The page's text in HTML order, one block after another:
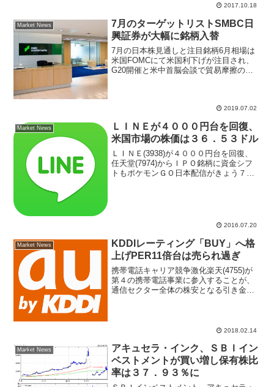
2017.10.18
Market News
7月のターゲットリストSMBC日
興証券が大幅に銘柄入替
7月の日本株見通しと注目銘柄6月相場は
米国FOMCにて米国利下げが注目され、
G20開催と米中首脳会談で貿易摩擦の緩
2019.07.02
Market News
ＬＩＮＥが４０００円台を回復、
米国市場の株価は３６．５３ドル
ＬＩＮＥ(3938)が４０００円台を回復、
任天堂(7974)からＩＰＯ銘柄に資金シフ
トもポケモンＧＯ日本配信がきょう７月
2016.07.20
Market News
KDDIレーティング「BUY」へ格
上げPER11倍台は売られ過ぎ
携帯電話キャリア競争激化楽天(4755)が
第４の携帯電話事業に参入することが、
通信セクター全体の株安となる引き金と
2018.02.14
Market News
アキュセラ・インク、ＳＢＩイン
ベストメントが買い増し保有株比
率は３７．９３％に